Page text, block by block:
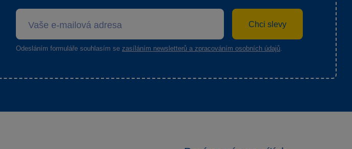
Chci slevy
Odesláním formuláře souhlasím se zasíláním newsletterů a zpracováním osobních údajů